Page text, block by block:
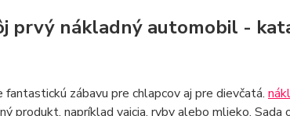
prvý nákladný automobil -
fantastickú zábavu pre chlapcov aj pre dievčatá.
produkt, napríklad vajcia, ryby alebo mlieko.